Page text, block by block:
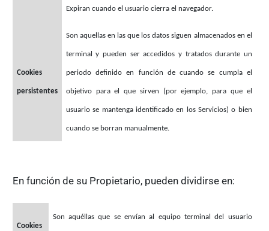
Expiran cuando el usuario cierra el navegador.
Cookies
persistentes
Son aquellas en las que los datos siguen almacenados en el
terminal y pueden ser accedidos y tratados durante un
periodo definido en función de cuando se cumpla el
objetivo para el que sirven (por ejemplo, para que el
usuario se mantenga identificado en los Servicios) o bien
cuando se borran manualmente.
En función de su Propietario, pueden dividirse en:
Cookies
Son aquéllas que se envían al equipo terminal del usuario